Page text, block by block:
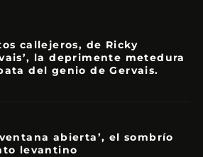
callejeros, de Ricky
la deprimente metedura
del genio de Gervais.
ventana abierta’, el sombrío
levantino